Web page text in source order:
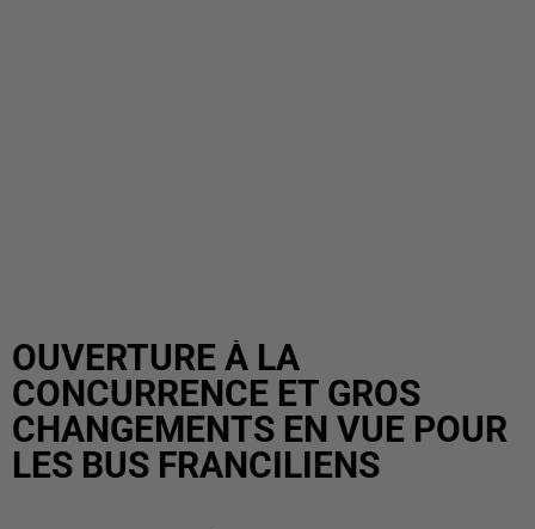
OUVERTURE À LA
CONCURRENCE ET GROS
CHANGEMENTS EN VUE POUR
LES BUS FRANCILIENS